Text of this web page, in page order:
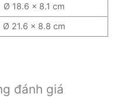
Ø 18.6 x 8.1 cm
Ø 21.6 x 8.8 cm
đánh giá